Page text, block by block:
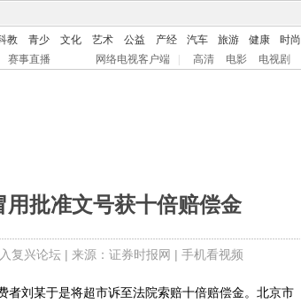
教 青少 文化 艺术 公益 产经 汽车 旅游 健康 时尚
赛事直播 网络电视客户端 高清 电影 电视剧
批准文号获十倍赔偿金
复兴论坛| 来源：证券时报网 | 手机看视频
刘某于是将超市诉至法院索赔十倍赔偿金。北京市